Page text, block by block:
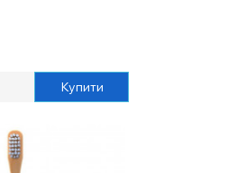
Купити